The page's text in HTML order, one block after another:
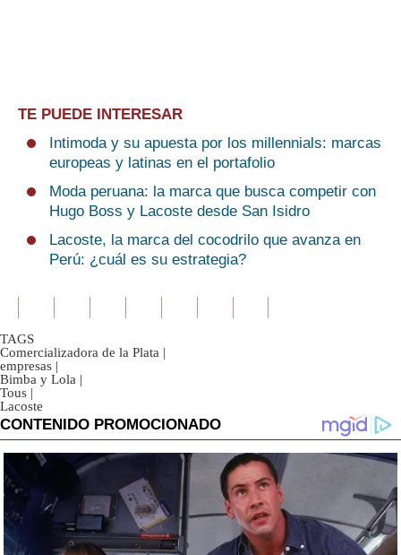
TE PUEDE INTERESAR
Intimoda y su apuesta por los millennials: marcas
europeas y latinas en el portafolio
Moda peruana: la marca que busca competir con
Hugo Boss y Lacoste desde San Isidro
Lacoste, la marca del cocodrilo que avanza en
Perú: ¿cuál es su estrategia?
TAGS
Comercializadora de la Plata |
empresas |
Bimba y Lola |
Tous |
Lacoste